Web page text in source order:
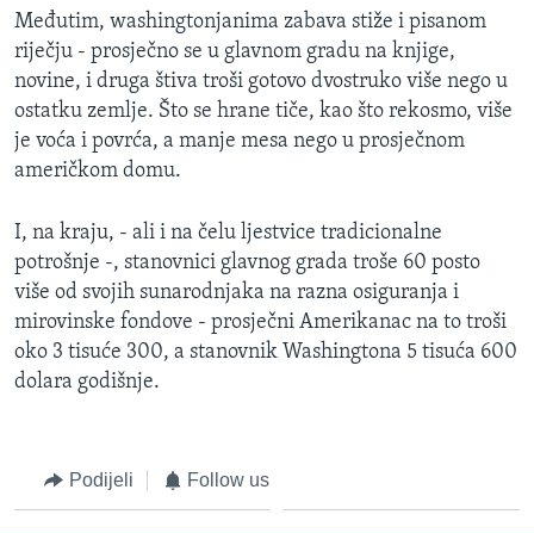
Međutim, washingtonjanima zabava stiže i pisanom
riječju - prosječno se u glavnom gradu na knjige,
novine, i druga štiva troši gotovo dvostruko više nego u
ostatku zemlje. Što se hrane tiče, kao što rekosmo, više
je voća i povrća, a manje mesa nego u prosječnom
američkom domu.
I, na kraju, - ali i na čelu ljestvice tradicionalne
potrošnje -, stanovnici glavnog grada troše 60 posto
više od svojih sunarodnjaka na razna osiguranja i
mirovinske fondove - prosječni Amerikanac na to troši
oko 3 tisuće 300, a stanovnik Washingtona 5 tisuća 600
dolara godišnje.
Podijeli Follow us